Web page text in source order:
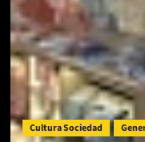
Cultura Sociedad